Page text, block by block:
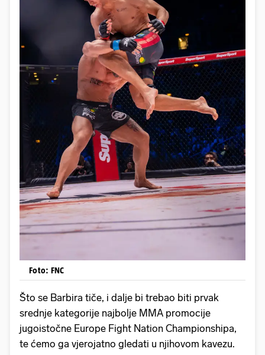
Foto: FNC
Što se Barbira tiče, i dalje bi trebao biti prvak
srednje kategorije najbolje MMA promocije
jugoistočne Europe Fight Nation Championshipa,
te ćemo ga vjerojatno gledati u njihovom kavezu.